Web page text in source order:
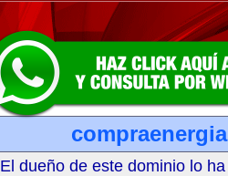
El dueño de este dominio lo